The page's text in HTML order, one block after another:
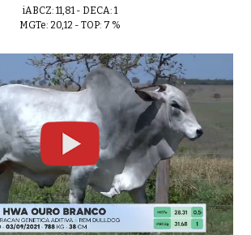
iABCZ: 11,81 - DECA: 1
MGTe: 20,12 - TOP: 7 %